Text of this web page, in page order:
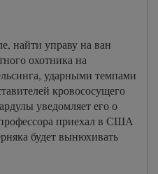
найти управу на ван
охотника на
ударными темпами
кровососущего
уведомляет его о
приехал в США
будет вынюхивать